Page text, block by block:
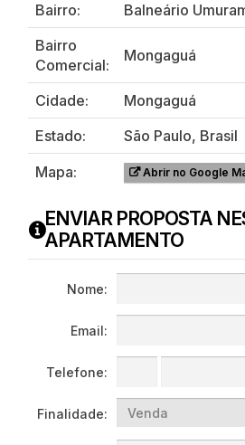
Bairro:
Balneário
Bairro
Comercial:
Mongaguá
Cidade:
Mongaguá
Estado:
São Paulo, Brasil
Mapa:
Abrir no Google
ENVIAR PROPOSTA
APARTAMENTO
Nome:
Email:
Telefone:
Finalidade: